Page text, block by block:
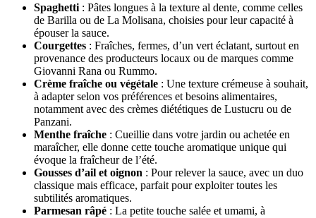
Spaghetti : Pâtes longues à la texture al dente, comme celles
de Barilla ou de La Molisana, choisies pour leur capacité à
épouser la sauce.
Courgettes : Fraîches, fermes, d’un vert éclatant, surtout en
provenance des producteurs locaux ou de marques comme
Giovanni Rana ou Rummo.
Crème fraîche ou végétale : Une texture crémeuse à souhait,
à adapter selon vos préférences et besoins alimentaires,
notamment avec des crèmes diététiques de Lustucru ou de
Panzani.
Menthe fraîche : Cueillie dans votre jardin ou achetée en
maraîcher, elle donne cette touche aromatique unique qui
évoque la fraîcheur de l’été.
Gousses d’ail et oignon : Pour relever la sauce, avec un duo
classique mais efficace, parfait pour exploiter toutes les
subtilités aromatiques.
Parmesan râpé : La petite touche salée et umami, à